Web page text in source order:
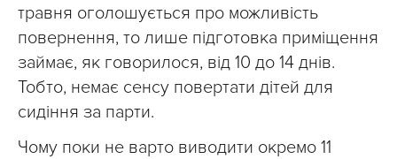
травня оголошується про можливість
повернення, то лише підготовка приміщення
займає, як говорилося, від 10 до 14 днів.
Тобто, немає сенсу повертати дітей для
сидіння за парти.
Чому поки не варто виводити окремо 11